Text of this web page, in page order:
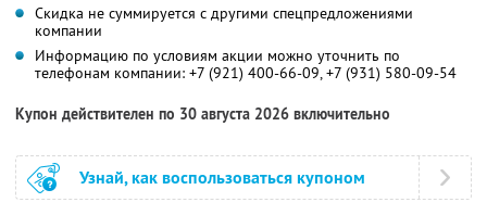
Скидка не суммируется с другими спецпредложениями
компании
Информацию по условиям акции можно уточнить по
телефонам компании: +7 (921) 400-66-09, +7 (931) 580-09-54
Купон действителен по 30 августа 2026 включительно
Узнай, как воспользоваться купоном